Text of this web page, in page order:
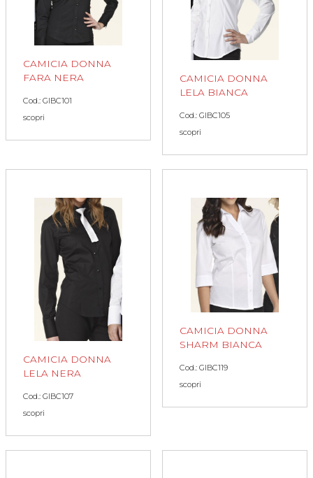
CAMICIA DONNA
FARA NERA
Cod.: GIBC101
scopri
CAMICIA DONNA
LELA BIANCA
Cod.: GIBC105
scopri
CAMICIA DONNA
LELA NERA
Cod.: GIBC107
scopri
CAMICIA DONNA
SHARM BIANCA
Cod.: GIBC119
scopri